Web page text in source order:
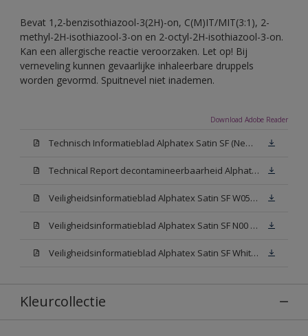
Bevat 1,2-benzisothiazool-3(2H)-on, C(M)IT/MIT(3:1), 2-
methyl-2H-isothiazool-3-on en 2-octyl-2H-isothiazool-3-on.
Kan een allergische reactie veroorzaken. Let op! Bij
verneveling kunnen gevaarlijke inhaleerbare druppels
worden gevormd. Spuitnevel niet inademen.
Download Adobe Reader
Technisch Informatieblad Alphatex Satin SF (New Livery) (PDF)
Technical Report decontamineerbaarheid Alphatex Satin SF
Veiligheidsinformatieblad Alphatex Satin SF W05 (MSDS)
Veiligheidsinformatieblad Alphatex Satin SF N00 (MSDS)
Veiligheidsinformatieblad Alphatex Satin SF White (MSDS)
Kleurcollectie